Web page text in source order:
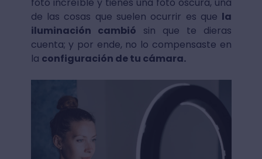
de las cosas que suelen ocurrir es que la
iluminación cambió sin que te dieras
cuenta; y por ende, no lo compensaste en
la configuración de tu cámara.